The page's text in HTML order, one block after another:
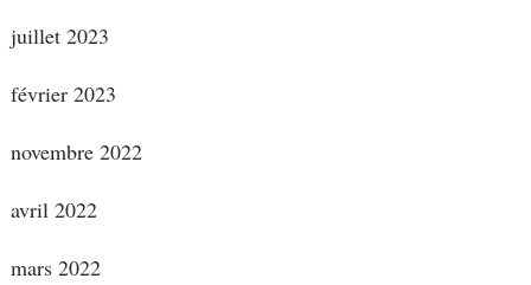
juillet 2023
février 2023
novembre 2022
avril 2022
mars 2022